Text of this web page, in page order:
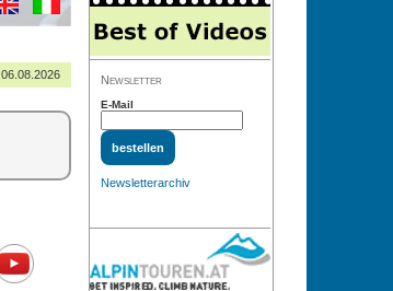
06.08.2026 Newsletter
E-Mail
Newsletterarchiv